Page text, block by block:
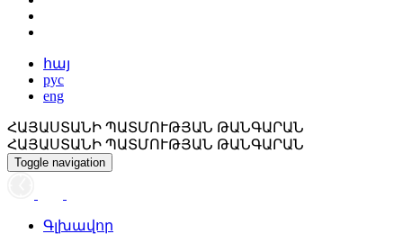
հայ
рус
eng
ՀԱՅԱՍՏԱՆԻ ՊԱՏՄՈՒԹՅԱՆ ԹԱՆԳԱՐԱՆ
ՀԱՅԱՍՏԱՆԻ ՊԱՏՄՈՒԹՅԱՆ ԹԱՆԳԱՐԱՆ
Toggle navigation
Գլխավոր